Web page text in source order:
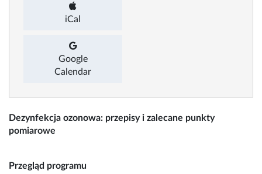
iCal
Google
Calendar
Dezynfekcja ozonowa: przepisy i zalecane punkty
pomiarowe
Przegląd programu